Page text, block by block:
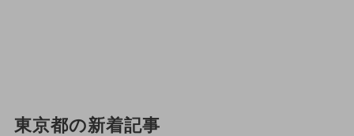
東京都の新着記事